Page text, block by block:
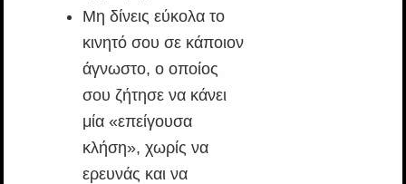
Μη δίνεις εύκολα το
κινητό σου σε κάποιον
άγνωστο, ο οποίος
σου ζήτησε να κάνει
μία «επείγουσα
κλήση», χωρίς να
ερευνάς και να